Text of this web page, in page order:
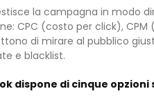
la campagna in modo
CPC (costo per click),
di mirare al pubblico
e blacklist.
dispone di cinque